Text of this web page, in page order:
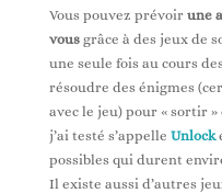
Vous pouvez prévoir une
vousgrâce à des jeux de
une seule fois au cours
résoudre des énigmes
avec le jeu) pour « sortir »
j’ai testé s’appelle Unlock
possibles qui durent
Il existe aussi d’autres